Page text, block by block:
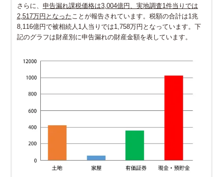
さらに、 申告漏れ課税価格は3,004億円、実地調査1件当りでは
2,517万円となったことが報告されています。税額の合計は1兆
8,116億円で被相続人1人当りでは1,758万円となっています。下
記のグラフは財産別に申告漏れの財産金額を表しています。